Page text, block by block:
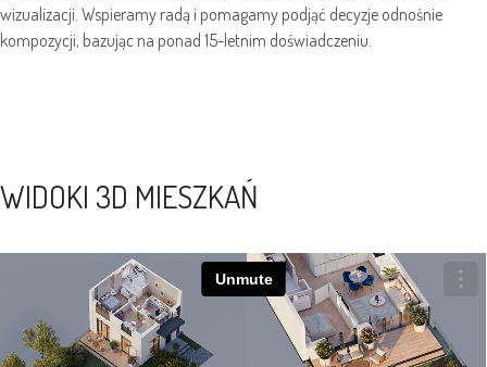
wizualizacji. Wspieramy radą i pomagamy podjąć decyzje odnośnie
kompozycji, bazując na ponad 15-letnim doświadczeniu.
WIDOKI 3D MIESZKAŃ